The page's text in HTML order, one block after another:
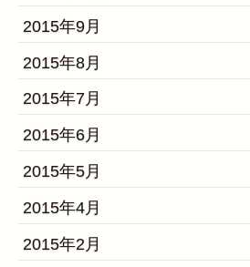
2015年9月
2015年8月
2015年7月
2015年6月
2015年5月
2015年4月
2015年2月